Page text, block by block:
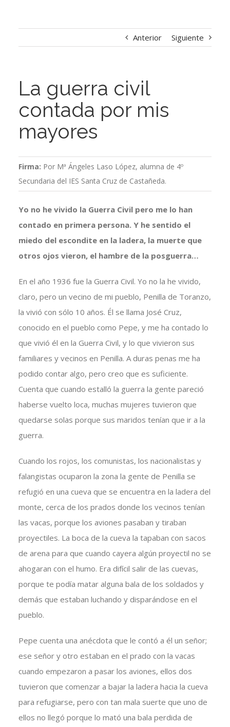
Anterior Siguiente
La guerra civil
contada por mis
mayores
Firma: Por Mª Ángeles Laso López, alumna de 4º
Secundaria del IES Santa Cruz de Castañeda.
Yo no he vivido la Guerra Civil pero me lo han
contado en primera persona. Y he sentido el
miedo del escondite en la ladera, la muerte que
otros ojos vieron, el hambre de la posguerra…
En el año 1936 fue la Guerra Civil. Yo no la he vivido,
claro, pero un vecino de mi pueblo, Penilla de Toranzo,
la vivió con sólo 10 años. Él se llama José Cruz,
conocido en el pueblo como Pepe, y me ha contado lo
que vivió él en la Guerra Civil, y lo que vivieron sus
familiares y vecinos en Penilla. A duras penas me ha
podido contar algo, pero creo que es suficiente.
Cuenta que cuando estalló la guerra la gente pareció
haberse vuelto loca, muchas mujeres tuvieron que
quedarse solas porque sus maridos tenían que ir a la
guerra.
Cuando los rojos, los comunistas, los nacionalistas y
falangistas ocuparon la zona la gente de Penilla se
refugió en una cueva que se encuentra en la ladera del
monte, cerca de los prados donde los vecinos tenían
las vacas, porque los aviones pasaban y tiraban
proyectiles. La boca de la cueva la tapaban con sacos
de arena para que cuando cayera algún proyectil no se
ahogaran con el humo. Era difícil salir de las cuevas,
porque te podía matar alguna bala de los soldados y
demás que estaban luchando y disparándose en el
pueblo.
Pepe cuenta una anécdota que le contó a él un señor;
ese señor y otro estaban en el prado con la vacas
cuando empezaron a pasar los aviones, ellos dos
tuvieron que comenzar a bajar la ladera hacia la cueva
para refugiarse, pero con tan mala suerte que uno de
ellos no llegó porque lo mató una bala perdida de